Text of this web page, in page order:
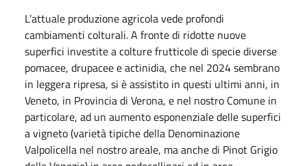
L’attuale produzione agricola vede profondi
cambiamenti colturali. A fronte di ridotte nuove
superfici investite a colture frutticole di specie diverse
pomacee, drupacee e actinidia, che nel 2024 sembrano
in leggera ripresa, si è assistito in questi ultimi anni, in
Veneto, in Provincia di Verona, e nel nostro Comune in
particolare, ad un aumento esponenziale delle superfici
a vigneto (varietà tipiche della Denominazione
Valpolicella nel nostro areale, ma anche di Pinot Grigio